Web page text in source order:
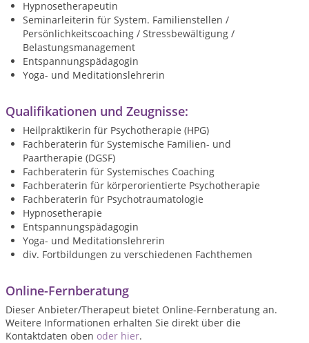
Hypnosetherapeutin
Seminarleiterin für System. Familienstellen /
Persönlichkeitscoaching / Stressbewältigung /
Belastungsmanagement
Entspannungspädagogin
Yoga- und Meditationslehrerin
Qualifikationen und Zeugnisse:
Heilpraktikerin für Psychotherapie (HPG)
Fachberaterin für Systemische Familien- und
Paartherapie (DGSF)
Fachberaterin für Systemisches Coaching
Fachberaterin für körperorientierte Psychotherapie
Fachberaterin für Psychotraumatologie
Hypnosetherapie
Entspannungspädagogin
Yoga- und Meditationslehrerin
div. Fortbildungen zu verschiedenen Fachthemen
Online-Fernberatung
Dieser Anbieter/Therapeut bietet Online-Fernberatung an.
Weitere Informationen erhalten Sie direkt über die
Kontaktdaten oben oder hier.